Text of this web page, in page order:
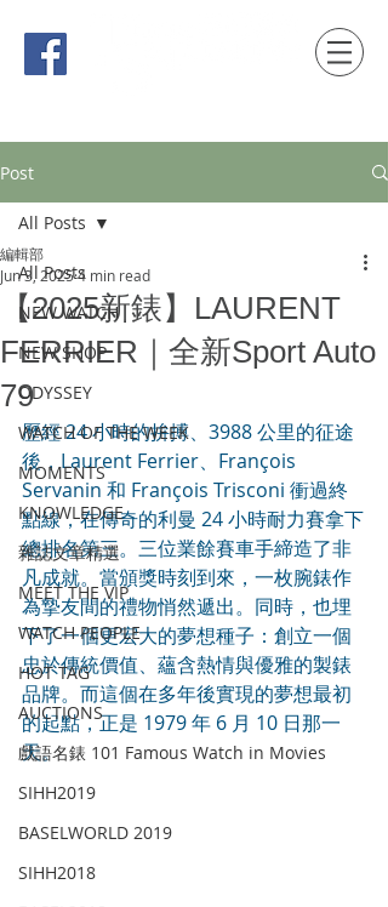
Post
All Posts
NEW WATCH
NEW SHOP
ODYSSEY
WATCH OF THE WEEK
MOMENTS
KNOWLEDGE
雜誌文章精選
MEET THE VIP
WATCH PEOPLE
HOT TAG
AUCTIONS
戲語名錶 101 Famous Watch in Movies
SIHH2019
BASELWORLD 2019
SIHH2018
All Posts
【2025新錶】LAURENT
FERRIER｜全新Sport Auto
79
編輯部
Jun 3, 20254 min read
歷經 24 小時的拚搏、3988 公里的征途
後，Laurent Ferrier、François
Servanin 和 François Trisconi 衝過終
點線，在傳奇的利曼 24 小時耐力賽拿下
總排名第三。三位業餘賽車手締造了非
凡成就。當頒獎時刻到來，一枚腕錶作
為摯友間的禮物悄然遞出。同時，也埋
下了一個更宏大的夢想種子：創立一個
忠於傳統價值、蘊含熱情與優雅的製錶
品牌。而這個在多年後實現的夢想最初
的起點，正是 1979 年 6 月 10 日那一
天。